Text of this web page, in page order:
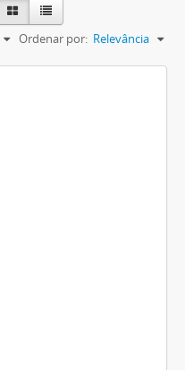
Ordenar por: Relevância